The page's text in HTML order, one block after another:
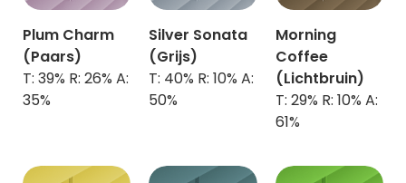
Plum Charm
(Paars)
T: 39% R: 26% A:
35%
Silver Sonata
(Grijs)
T: 40% R: 10% A:
50%
Morning
Coffee
(Lichtbruin)
T: 29% R: 10% A:
61%